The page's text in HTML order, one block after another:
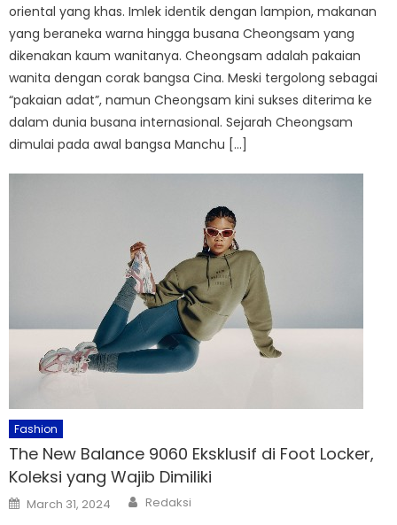
oriental yang khas. Imlek identik dengan lampion, makanan
yang beraneka warna hingga busana Cheongsam yang
dikenakan kaum wanitanya. Cheongsam adalah pakaian
wanita dengan corak bangsa Cina. Meski tergolong sebagai
“pakaian adat”, namun Cheongsam kini sukses diterima ke
dalam dunia busana internasional. Sejarah Cheongsam
dimulai pada awal bangsa Manchu […]
Fashion
The New Balance 9060 Eksklusif di Foot Locker,
Koleksi yang Wajib Dimiliki
Posted
on
March 31, 2024 Author
Redaksi